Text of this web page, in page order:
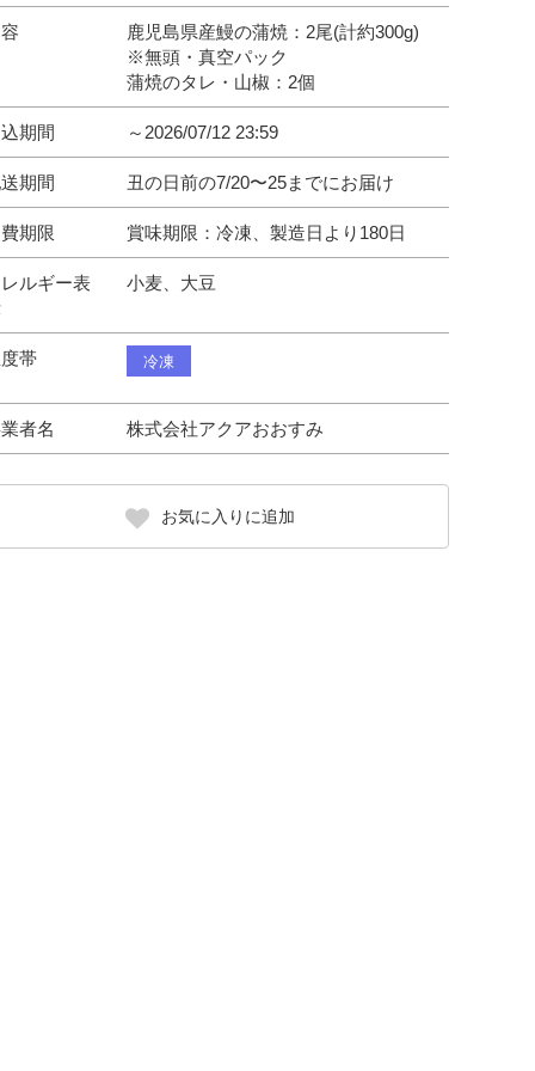
鹿児島県産鰻の蒲焼：2尾(計約300g)
※無頭・真空パック
蒲焼のタレ・山椒：2個
期間 ～2026/07/12 23:59
期間 丑の日前の7/20〜25までにお届け
期限 賞味期限：冷凍、製造日より180日
ルギー表
小麦、大豆
帯 冷凍
者名 株式会社アクアおおすみ
お気に入りに追加